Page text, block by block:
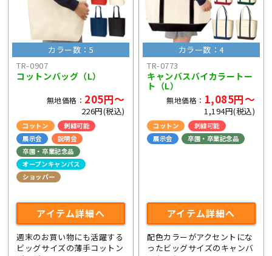
カラー数：5
TR-0907
コットンバッグ（L）
無地価格： 205円～
226円(税込)
コットン
刺繍可能
展示会
説明会
卒園・卒業記念品
オープンキャンパス
ショッパー
アイテム詳細へ
週末のお買い物にも活躍する
ビッグサイズの薄手コットン
カラー数：4
TR-0773
キャンバスバイカラートー
ト（L）
無地価格： 1,085円～
1,194円(税込)
コットン
刺繍可能
展示会
卒園・卒業記念品
アイテム詳細へ
配色カラーがアクセントにな
ったビッグサイズのキャンバ